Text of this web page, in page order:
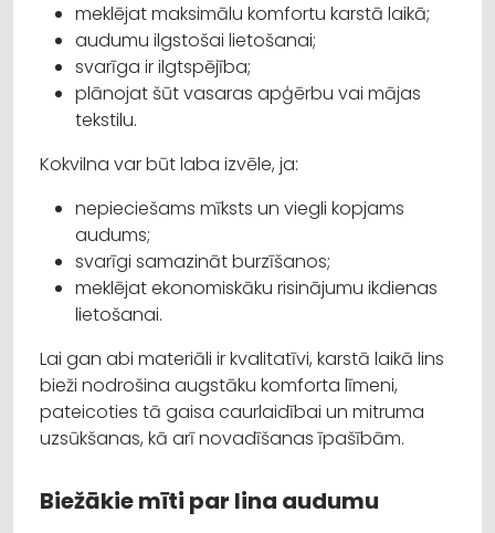
meklējat maksimālu komfortu karstā laikā;
audumu ilgstošai lietošanai;
svarīga ir ilgtspējība;
plānojat šūt vasaras apģērbu vai mājas
tekstilu.
Kokvilna var būt laba izvēle, ja:
nepieciešams mīksts un viegli kopjams
audums;
svarīgi samazināt burzīšanos;
meklējat ekonomiskāku risinājumu ikdienas
lietošanai.
Lai gan abi materiāli ir kvalitatīvi, karstā laikā lins
bieži nodrošina augstāku komforta līmeni,
pateicoties tā gaisa caurlaidībai un mitruma
uzsūkšanas, kā arī novadīšanas īpašībām.
Biežākie mīti par lina audumu